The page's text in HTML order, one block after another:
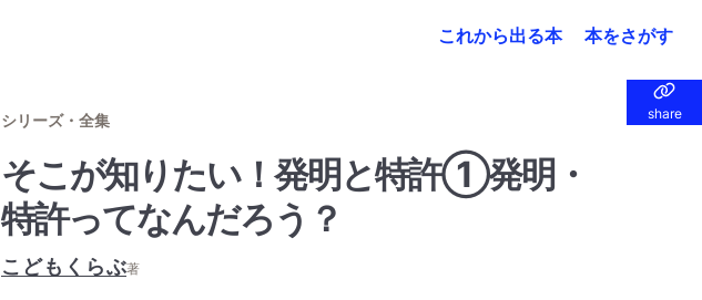
これから出る本 本をさがす
share
share
シリーズ・全集
そこが知りたい！発明と特許①発明・
特許ってなんだろう？
こどもくらぶ著